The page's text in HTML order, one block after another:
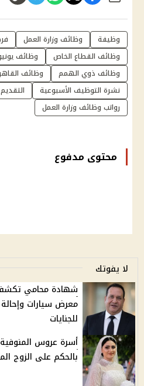
وظيفة وظائف وزارة العمل
وظائف القطاع الخاص
وظائف يونيو
وظائف ذوي الهمم
وظائف
نشرة التوظيف الأسبوعية
رواتب وظائف وزارة العمل
محتوى مدفوع
لا يفوتك
شهادة محامي تكشف
للجنايات
أسرة عروس
بالحكم على الزوج